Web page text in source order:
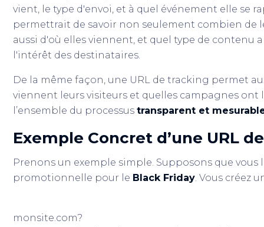
vient, le type d'envoi, et à quel événement elle se
permettrait de savoir non seulement combien de
aussi d'où elles viennent, et quel type de contenu
l'intérêt des destinataires.
De la même façon, une URL de tracking permet
viennent leurs visiteurs et quelles campagnes ont
l’ensemble du processustransparent et
Exemple Concret d’une URL
Prenons un exemple simple. Supposons que
promotionnelle pour le Black Friday. Vous créez
monsite.com?